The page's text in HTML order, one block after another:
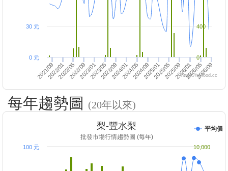
2022/01 2023/01 2024/01 2025/01 2026/01
2021/092022/052022/092023/052023/092024/052024/092025/052025/092026/052026/09
0 元
30 元
0
400
https://twfood.cc
每年趨勢圖 (20年以來)
梨-豐水梨
批發市場行情趨勢圖 (每年)
平均價
100 元 10,000